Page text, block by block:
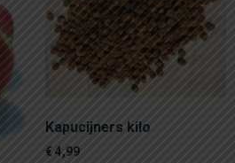
Kapucijners kilo
€ 4,99